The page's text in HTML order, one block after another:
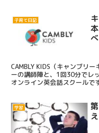
子育て日記
CAMBLY KIDS（キャンブリ
ーの講師陣と、1回30分でレ
オンライン英会話スクールで
学習